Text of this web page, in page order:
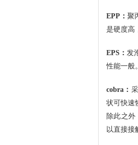
EPP：聚
是硬度高
EPS：发
性能一般。
cobra：
状可快速
除此之外
以直接接